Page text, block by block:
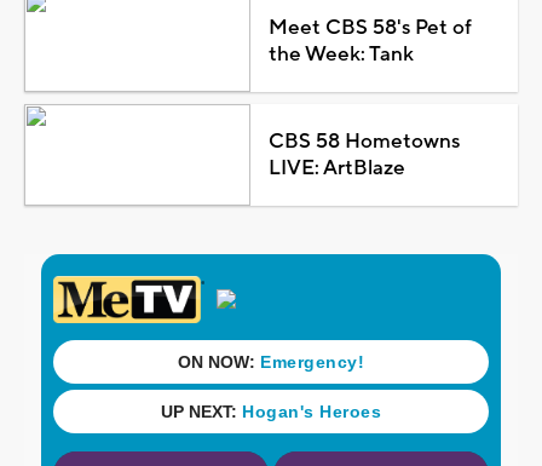
Meet CBS 58's Pet of
the Week: Tank
CBS 58 Hometowns
LIVE: ArtBlaze